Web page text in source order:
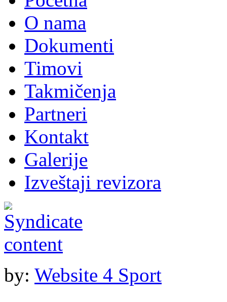
O nama
Dokumenti
Timovi
Takmičenja
Partneri
Kontakt
Galerije
Izveštaji revizora
by: Website 4 Sport